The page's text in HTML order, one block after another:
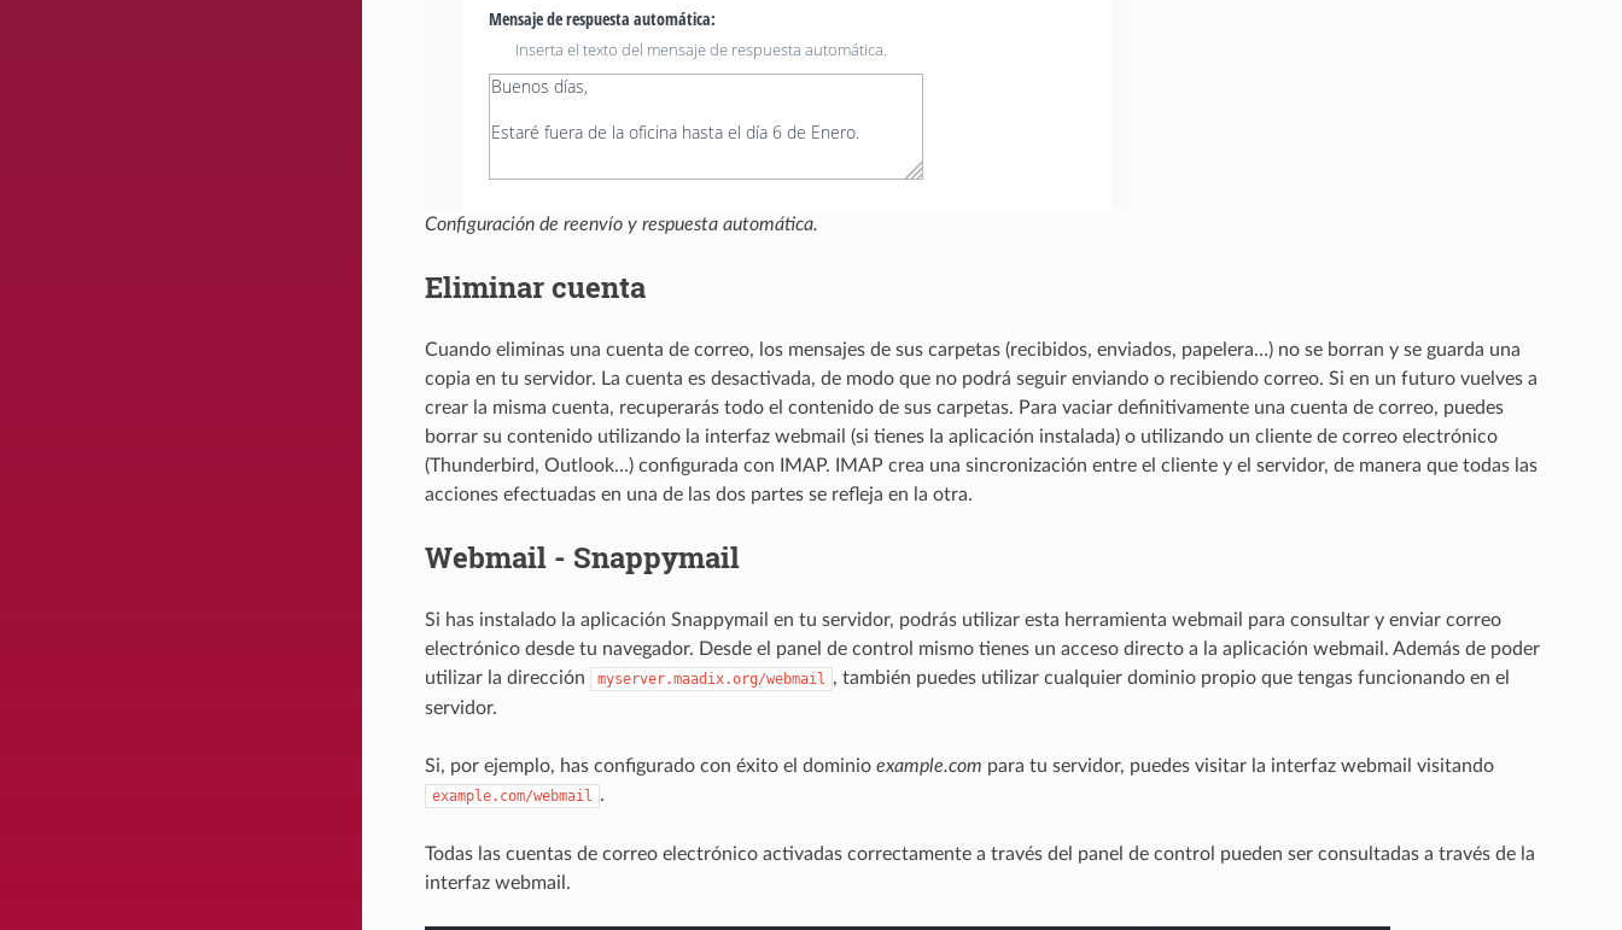
Configuración de reenvío y respuesta automática.
Eliminar cuenta
Cuando eliminas una cuenta de correo, los mensajes de sus carpetas (recibidos, enviados, papelera…) no se borran y se guarda una
copia en tu servidor. La cuenta es desactivada, de modo que no podrá seguir enviando o recibiendo correo. Si en un futuro vuelves a
crear la misma cuenta, recuperarás todo el contenido de sus carpetas. Para vaciar definitivamente una cuenta de correo, puedes
borrar su contenido utilizando la interfaz webmail (si tienes la aplicación instalada) o utilizando un cliente de correo electrónico
(Thunderbird, Outlook…) configurada con IMAP. IMAP crea una sincronización entre el cliente y el servidor, de manera que todas las
acciones efectuadas en una de las dos partes se refleja en la otra.
Webmail - Snappymail
Si has instalado la aplicación Snappymail en tu servidor, podrás utilizar esta herramienta webmail para consultar y enviar correo
electrónico desde tu navegador. Desde el panel de control mismo tienes un acceso directo a la aplicación webmail. Además de poder
utilizar la dirección
myserver.maadix.org/webmail , también puedes utilizar cualquier dominio propio que tengas funcionando en el
servidor.
Si, por ejemplo, has configurado con éxito el dominio example.com para tu servidor, puedes visitar la interfaz webmail visitando
example.com/webmail .
Todas las cuentas de correo electrónico activadas correctamente a través del panel de control pueden ser consultadas a través de la
interfaz webmail.